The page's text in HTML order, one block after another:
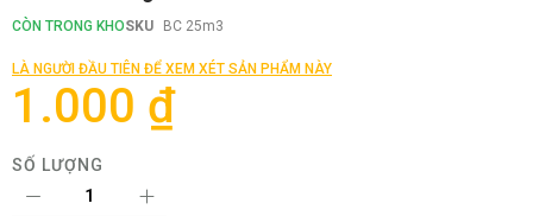
đến
phần
của
thư
hình
CÒN TRONG KHOSKU BC 25m3
LÀ NGƯỜI ĐẦU TIÊN ĐỂ XEM XÉT SẢN PHẨM NÀY
1.000 ₫
SỐ LƯỢNG